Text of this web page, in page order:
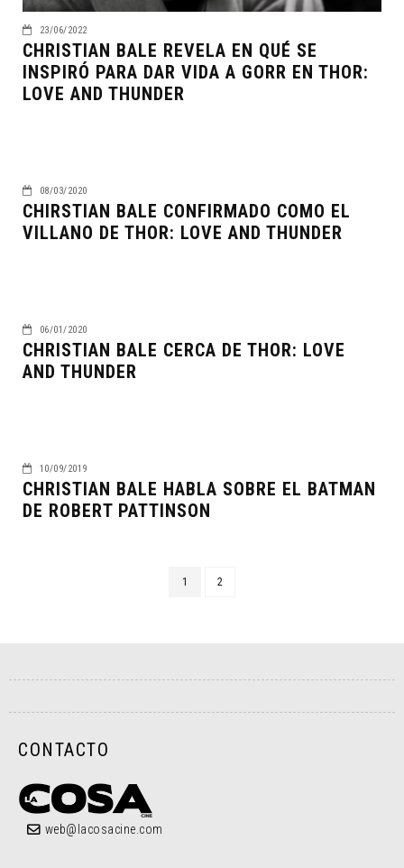
23/06/2022
CHRISTIAN BALE REVELA EN QUÉ SE
INSPIRÓ PARA DAR VIDA A GORR EN THOR:
LOVE AND THUNDER
08/03/2020
CHIRSTIAN BALE CONFIRMADO COMO EL
VILLANO DE THOR: LOVE AND THUNDER
06/01/2020
CHRISTIAN BALE CERCA DE THOR: LOVE
AND THUNDER
10/09/2019
CHRISTIAN BALE HABLA SOBRE EL BATMAN
DE ROBERT PATTINSON
1 2
CONTACTO
web@lacosacine.com